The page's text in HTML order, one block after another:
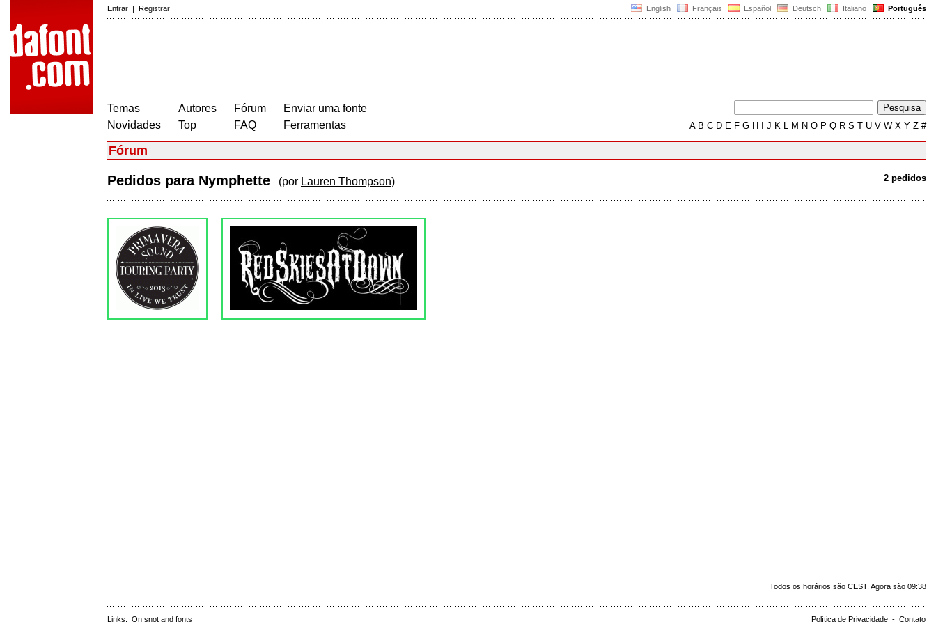
English Français Español Deutsch Italiano Português
Entrar | Registrar
Temas
Novidades
Autores
Top
Fórum
FAQ
Enviar uma fonte
Ferramentas
AB C D E F G H J K L M N O P Q R S T U V W X Y Z #
Fórum
2 pedidos
Pedidos para Nymphette (por Lauren Thompson)
Todos os horários são CEST. Agora são 09:38
Política de Privacidade - Contato
Links: On snot and fonts